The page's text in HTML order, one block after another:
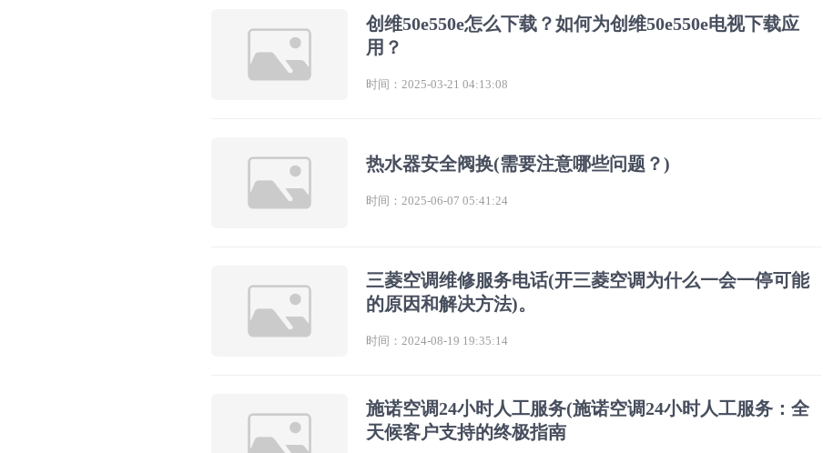
创维50e550e怎么下载？如何为创维50e550e电视下载应
用？
时间：2025-03-21 04:13:08
热水器安全阀换(需要注意哪些问题？)
时间：2025-06-07 05:41:24
三菱空调维修服务电话(开三菱空调为什么一会一停可能
的原因和解决方法)。
时间：2024-08-19 19:35:14
施诺空调24小时人工服务(施诺空调24小时人工服务：全
天候客户支持的终极指南